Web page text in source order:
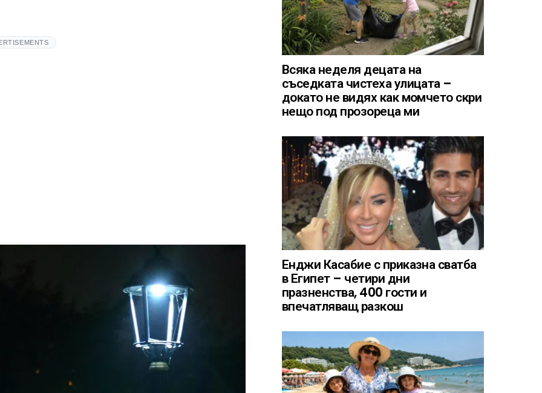
Всяка неделя децата на
съседката чистеха улицата –
докато не видях как момчето скри
нещо под прозореца ми
Енджи Касабие с приказна сватба
в Египет – четири дни
празненства, 400 гости и
впечатляващ разкош